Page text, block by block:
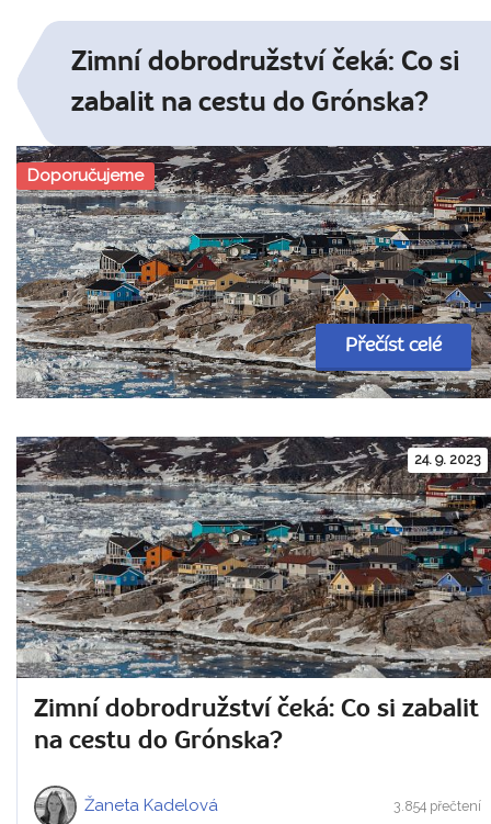
Zimní dobrodružství čeká: Co si
zabalit na cestu do Grónska?
Doporučujeme
Přečíst celé
24. 9. 2023
Zimní dobrodružství čeká: Co si zabalit
na cestu do Grónska?
Žaneta Kadelová 3.854 přečtení